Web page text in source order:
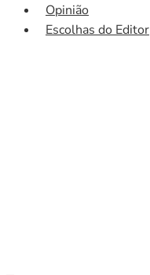
Opinião
Escolhas do Editor